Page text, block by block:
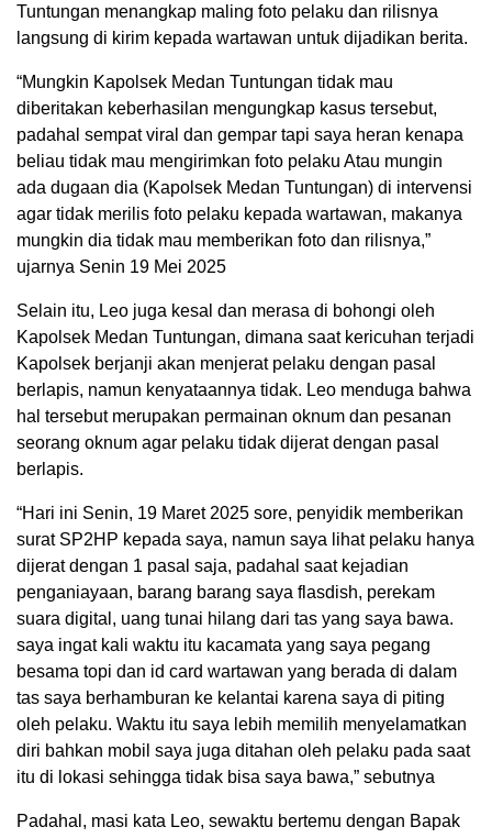
Tuntungan menangkap maling foto pelaku dan rilisnya
langsung di kirim kepada wartawan untuk dijadikan berita.
“Mungkin Kapolsek Medan Tuntungan tidak mau
diberitakan keberhasilan mengungkap kasus tersebut,
padahal sempat viral dan gempar tapi saya heran kenapa
beliau tidak mau mengirimkan foto pelaku Atau mungin
ada dugaan dia (Kapolsek Medan Tuntungan) di intervensi
agar tidak merilis foto pelaku kepada wartawan, makanya
mungkin dia tidak mau memberikan foto dan rilisnya,”
ujarnya Senin 19 Mei 2025
Selain itu, Leo juga kesal dan merasa di bohongi oleh
Kapolsek Medan Tuntungan, dimana saat kericuhan terjadi
Kapolsek berjanji akan menjerat pelaku dengan pasal
berlapis, namun kenyataannya tidak. Leo menduga bahwa
hal tersebut merupakan permainan oknum dan pesanan
seorang oknum agar pelaku tidak dijerat dengan pasal
berlapis.
“Hari ini Senin, 19 Maret 2025 sore, penyidik memberikan
surat SP2HP kepada saya, namun saya lihat pelaku hanya
dijerat dengan 1 pasal saja, padahal saat kejadian
penganiayaan, barang barang saya flasdish, perekam
suara digital, uang tunai hilang dari tas yang saya bawa.
saya ingat kali waktu itu kacamata yang saya pegang
besama topi dan id card wartawan yang berada di dalam
tas saya berhamburan ke kelantai karena saya di piting
oleh pelaku. Waktu itu saya lebih memilih menyelamatkan
diri bahkan mobil saya juga ditahan oleh pelaku pada saat
itu di lokasi sehingga tidak bisa saya bawa,” sebutnya
Padahal, masi kata Leo, sewaktu bertemu dengan Bapak